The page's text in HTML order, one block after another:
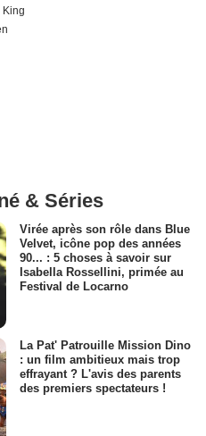
King
& Séries
Virée après son rôle dans Blue
Velvet, icône pop des années
90... : 5 choses à savoir sur
Isabella Rossellini, primée au
Festival de Locarno
La Pat' Patrouille Mission Dino
: un film ambitieux mais trop
effrayant ? L'avis des parents
des premiers spectateurs !